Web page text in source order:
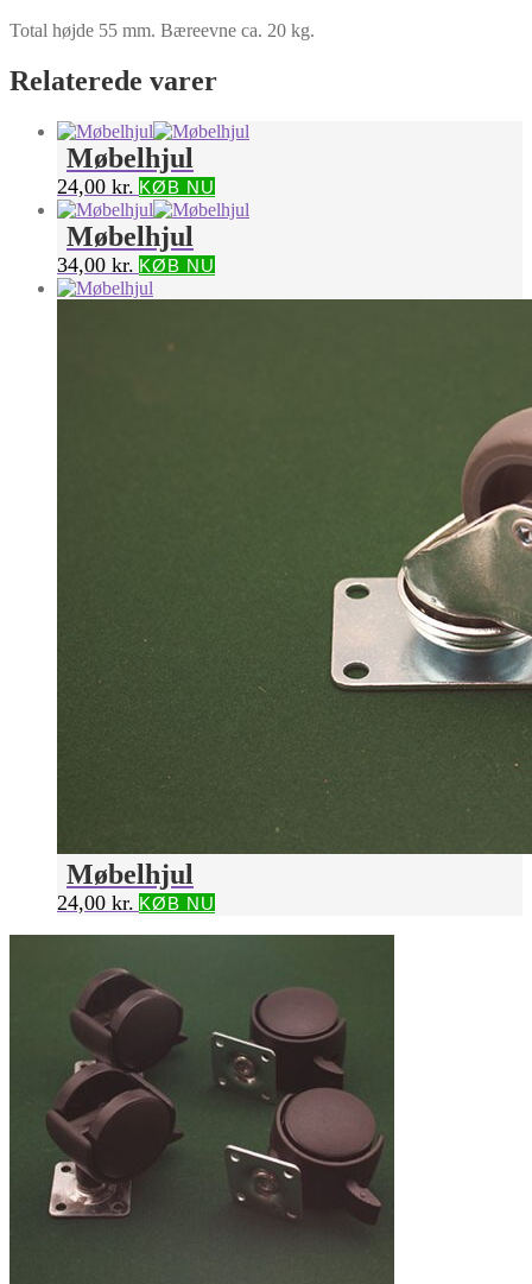
Total højde 55 mm. Bæreevne ca. 20 kg.
Relaterede varer
Møbelhjul
24,00 kr. KØB NU
Møbelhjul
34,00 kr. KØB NU
Møbelhjul
24,00 kr. KØB NU